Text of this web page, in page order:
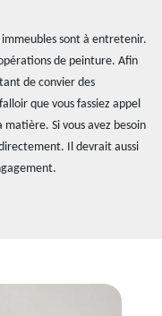
sont à entretenir.
de peinture. Afin
de convier des
que vous fassiez appel
Si vous avez besoin
Il devrait aussi